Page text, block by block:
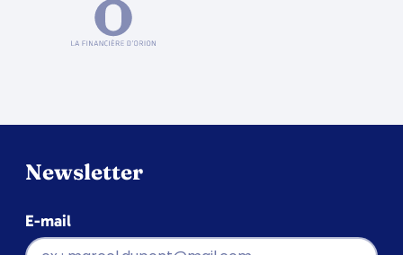
Newsletter
E-mail